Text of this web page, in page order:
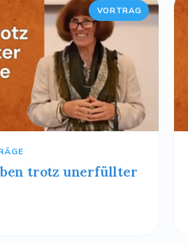
VORTRAG
trotz unerfüllter